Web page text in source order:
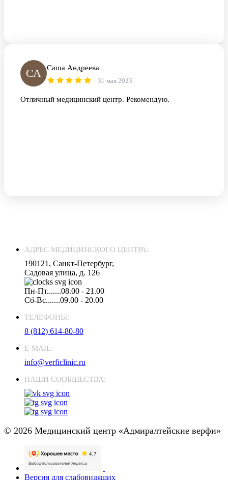
СА Саша Андреева
31 мая 2023
Отличный медицинский центр. Рекомендую.
АДРЕС МЕДИЦИНСКОГО ЦЕНТРА:
190121, Санкт-Петербург,
Садовая улица, д. 126
Пн-Пт.......08.00 - 21.00
Сб-Вс.......09.00 - 20.00
ТЕЛЕФОНЫ:
8 (812) 614-80-80
E-MAIL:
info@verficlinic.ru
НАШИ СООБЩЕСТВА:
© 2026 Медицинский центр «Адмиралтейские верфи»
Версия для слабовидящих